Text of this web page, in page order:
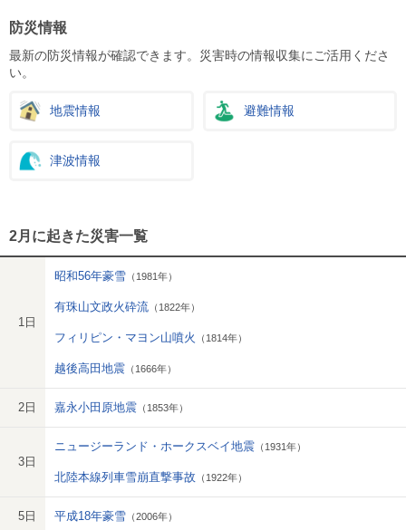
防災情報
最新の防災情報が確認できます。災害時の情報収集にご活用くださ
い。
地震情報 避難情報
津波情報
2月に起きた災害一覧
1日
昭和56年豪雪 （1981年）
有珠山文政火砕流 （1822年）
フィリピン・マヨン山噴火 （1814年）
越後高田地震 （1666年）
2日 嘉永小田原地震 （1853年）
3日
ニュージーランド・ホークスベイ地震 （1931年）
北陸本線列車雪崩直撃事故 （1922年）
5日 平成18年豪雪 （2006年）